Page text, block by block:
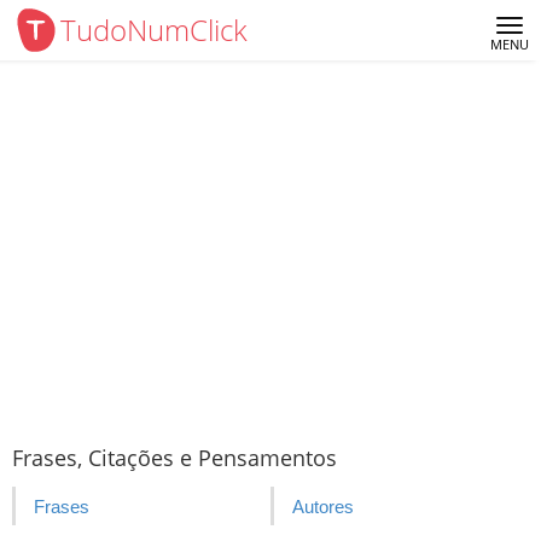
TudoNumClick MENU
Frases, Citações e Pensamentos
Frases Autores